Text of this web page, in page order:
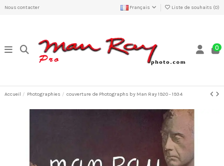
Nous contacter Français Liste de souhaits (0)
0
Accueil Photographies couverture de Photographs by Man Ray 1920 - 1934